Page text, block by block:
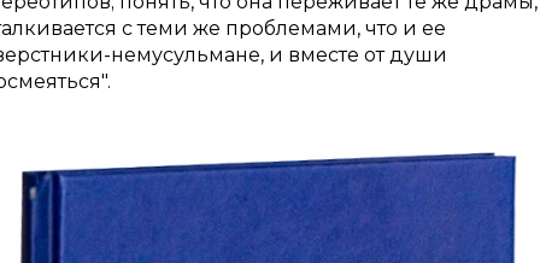
с теми же проблемами, что и ее
немусульмане, и вместе от души